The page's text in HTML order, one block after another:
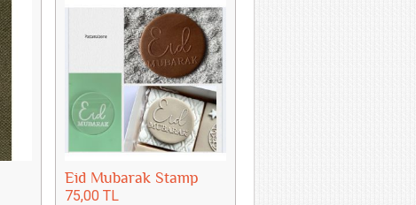
Eid Mubarak Stamp
75,00 TL